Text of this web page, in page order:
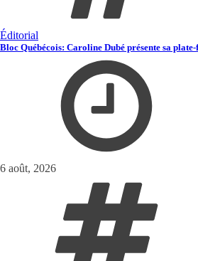
Éditorial
Bloc Québécois: Caroline Dubé présente sa
6 août, 2026